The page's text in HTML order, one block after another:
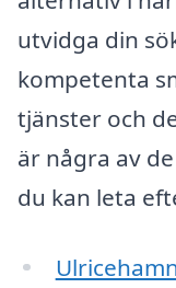
utvidga din
kompetenta
tjänster och
är några av
du kan leta